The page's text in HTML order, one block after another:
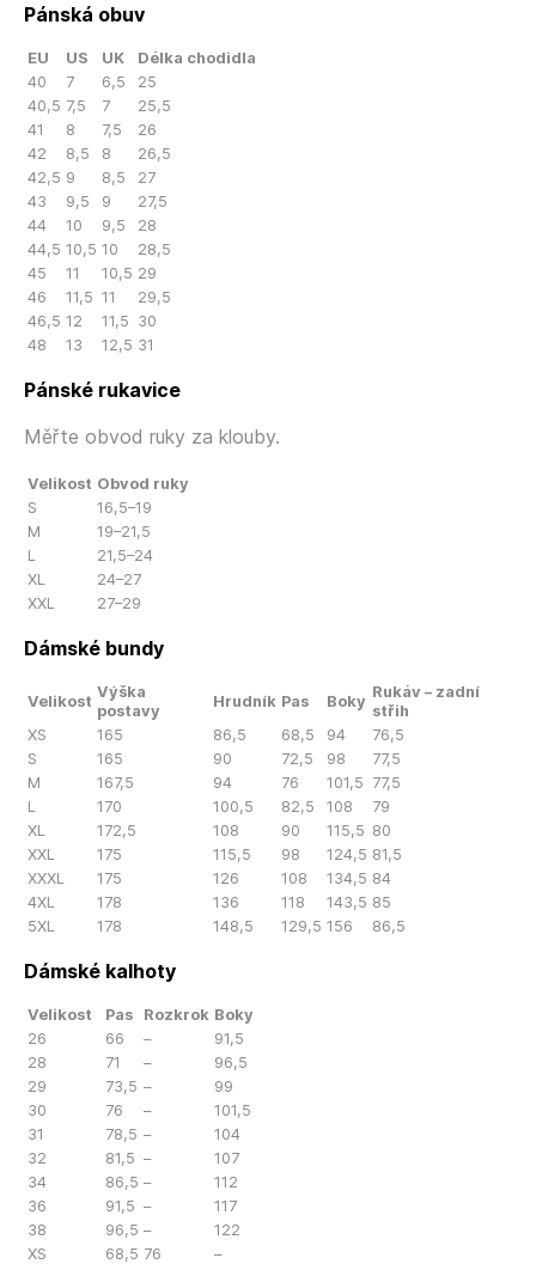
Pánská obuv
EU US UK
Délka chodidla
40
7 6,5
25
40,5 7,5 7
25,5
41
8 7,5
26
42
8,5 8
26,5
42,5 9 8,5
27
43
9,5 9
27,5
44
10 9,5
28
44,5 10,5 10
28,5
45
11 10,5 29
46
11,5 11
29,5
46,5 12 11,5 30
48
13 12,5 31
Pánské rukavice
Měřte obvod ruky za klouby.
Velikost Obvod ruky
S
16,5–19
M
19–21,5
L
21,5–24
XL
24–27
XXL
27–29
Dámské bundy
Velikost
Výška
postavy
Hrudník Pas Boky
Rukáv – zadní
střih
XS
165 86,5 68,5 94
76,5
S
165 90 72,5 98
77,5
M
167,5 94 76 101,5 77,5
L
170 100,5 82,5 108
79
XL
172,5 108 90 115,5 80
XXL
175 115,5 98 124,5 81,5
XXXL
175 126 108 134,5 84
4XL
178 136 118 143,5 85
5XL
178 148,5 129,5 156 86,5
Dámské kalhoty
Velikost Pas Rozkrok Boky
26
66 –
91,5
28
71 –
96,5
29
73,5 –
99
30
76 –
101,5
31
78,5 –
104
32
81,5 –
107
34
86,5 –
112
36
91,5 –
117
38
96,5 –
122
XS
68,5 76
–